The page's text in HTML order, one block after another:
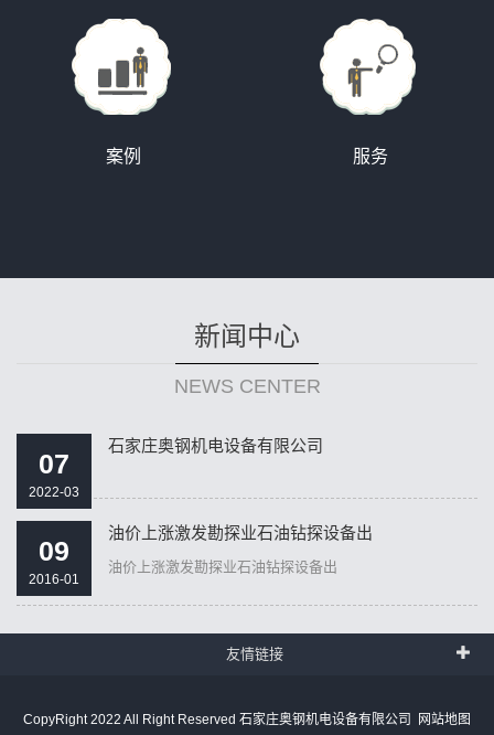
案例 服务
新闻中心
NEWS CENTER
07
2022-03
石家庄奥钢机电设备有限公司
09
2016-01
油价上涨激发勘探业石油钻探设备出
油价上涨激发勘探业石油钻探设备出
友情链接
CopyRight 2022 All Right Reserved 石家庄奥钢机电设备有限公司 网站地图